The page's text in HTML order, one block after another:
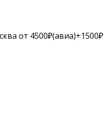
от 4500₽(авиа)+1500₽